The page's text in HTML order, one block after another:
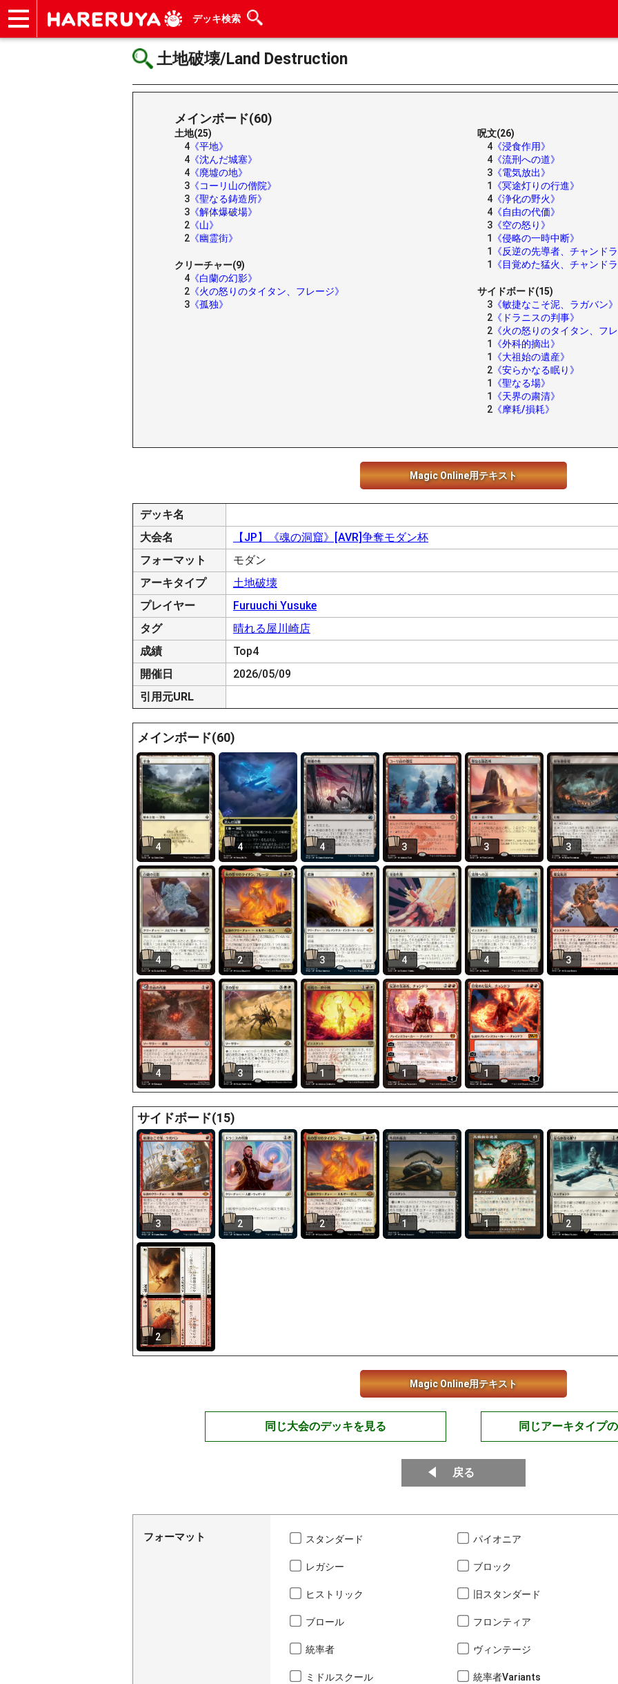
デッキ検索
土地破壊/Land Destruction
メインボード(60)
土地(25)
4 《平地》
4 《沈んだ城塞》
4 《廃墟の地》
3 《コーリ山の僧院》
3 《聖なる鋳造所》
3 《解体爆破場》
2 《山》
2 《幽霊街》
クリーチャー(9)
4 《白蘭の幻影》
2 《火の怒りのタイタン、フレージ》
3 《孤独》
呪文(26)
4 《浸食作用》
4 《流刑への道》
3 《電気放出》
1
《冥途灯りの行進》
4 《浄化の野火》
4 《自由の代価》
3 《空の怒り》
1
《侵略の一時中断》
1
《反逆の先導者、チャンド
1
《目覚めた猛火、チャンド
サイドボード(15)
3 《敏捷なこそ泥、ラガバン》
2 《ドラニスの判事》
2 《火の怒りのタイタン、フ
1
《外科的摘出》
1
《大祖始の遺産》
2 《安らかなる眠り》
1
《聖なる場》
1
《天界の粛清》
2 《摩耗/損耗》
Magic Online用テキスト
デッキ名
大会名
【JP】《魂の洞窟》[AVR]争奪モダン杯
フォーマット
モダン
アーキタイプ
土地破壊
プレイヤー
Furuuchi Yusuke
タグ
晴れる屋川崎店
成績
Top4
開催日
2026/05/09
引用元URL
メインボード(60)
4 4 4 3 3 3
4 2 3 4 4 3
4 3 1 1 1
サイドボード(15)
3 2 2 1 1 2
2
Magic Online用テキスト
同じ大会のデッキを見る 同じアーキタイプ
戻る
フォーマット スタンダード パイオニア
レガシー ブロック
ヒストリック 旧スタンダード
ブロール フロンティア
統率者 ヴィンテージ
ミドルスクール 統率者Variants